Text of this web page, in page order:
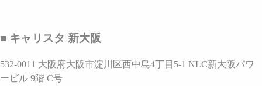
■ キャリスタ 新大阪
532-0011 大阪府大阪市淀川区西中島4丁目5-1 NLC新大阪パワ
ービル 9階 C号